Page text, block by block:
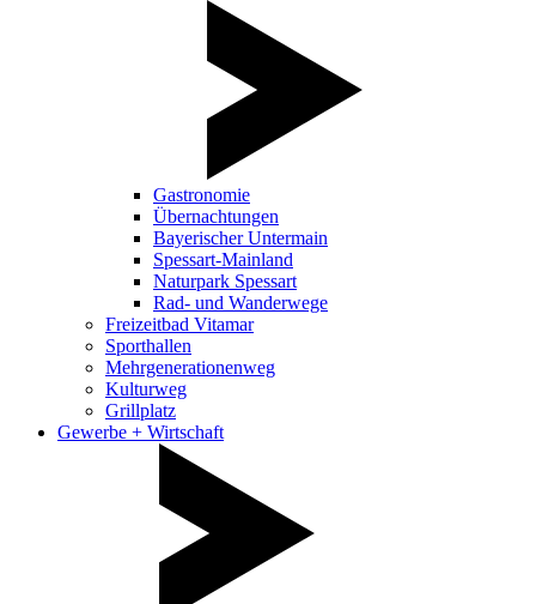
Gastronomie
Übernachtungen
Bayerischer Untermain
Spessart-Mainland
Naturpark Spessart
Rad- und Wanderwege
Freizeitbad Vitamar
Sporthallen
Mehrgenerationenweg
Kulturweg
Grillplatz
Gewerbe + Wirtschaft